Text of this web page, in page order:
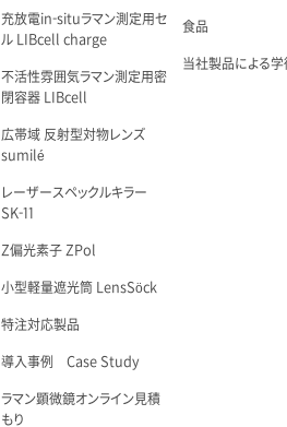
充放電in-situラマン測定用セ
ル LIBcell charge
不活性雰囲気ラマン測定用密
閉容器 LIBcell
広帯域 反射型対物レンズ
sumilé
レーザースペックルキラー
SK-11
Z偏光素子 ZPol
小型軽量遮光筒 LensSöck
特注対応製品
導入事例 Case Study
ラマン顕微鏡オンライン見積
もり
食品
当社製品による